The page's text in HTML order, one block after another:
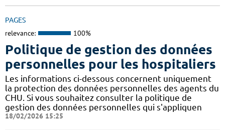
PAGES
relevance: 100%
Politique de gestion des données
personnelles pour les hospitaliers
Les informations ci-dessous concernent uniquement
la protection des données personnelles des agents du
CHU. Si vous souhaitez consulter la politique de
gestion des données personnelles qui s'appliquen
18/02/2026 15:25